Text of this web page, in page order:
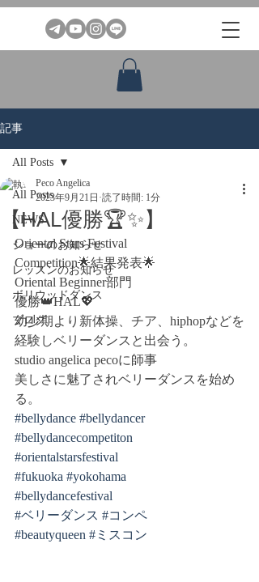
記事
All Posts
NEWS
ショーのお知らせ
レッスンのお知らせ
ボリウッドダンス
ブログ
All Posts
【HAL優勝🏆✨】
Peco Angelica
2023年9月21日 読了時間: 1分
Oriental Stars Festival
Competition🌟結果発表🌟
Oriental Beginner部門
優勝👑HAL💖
幼少期より新体操、チア、hiphopなどを
経験しベリーダンスと出会う。
studio angelica pecoに師事
美しさに魅了されベリーダンスを始め
る。
#bellydance #bellydancer
#bellydancecompetiton
#orientalstarsfestival
#fukuoka #yokohama
#bellydancefestival
#ベリーダンス #コンペ
#beautyqueen #ミスコン